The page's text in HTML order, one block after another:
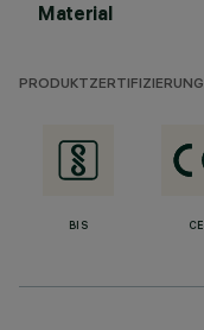
Material
PRODUKTZERTIFIZIERUNG
BIS CE